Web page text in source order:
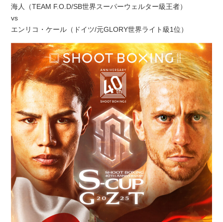
海人（TEAM F.O.D/SB世界スーパーウェルター級王者）
vs
エンリコ・ケール（ドイツ/元GLORY世界ライト級1位）